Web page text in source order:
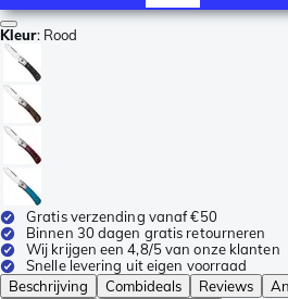
Kleur: Rood
Gratis verzending vanaf €50
Binnen 30 dagen gratis retourneren
Wij krijgen een 4,8/5 van onze klanten
Snelle levering uit eigen voorraad
Beschrijving
Combideals Reviews